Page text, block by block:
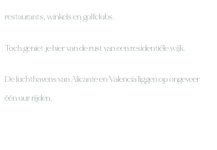
restaurants, winkels en golfclubs.
Toch geniet je hier van de rust van een residentiële wijk.
De luchthavens van Alicante en Valencia liggen op ongeveer
één uur rijden.